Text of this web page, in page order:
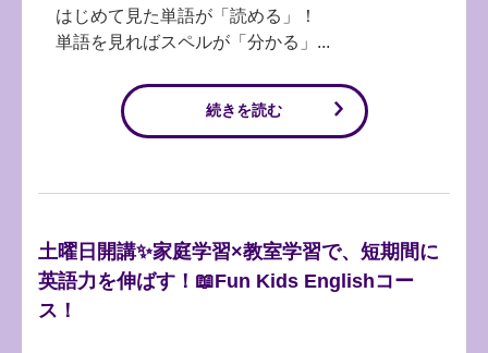
はじめて見た単語が「読める」！
単語を見ればスペルが「分かる」...
続きを読む
土曜日開講✨家庭学習×教室学習で、短期間に
英語力を伸ばす！📖Fun Kids Englishコー
ス！